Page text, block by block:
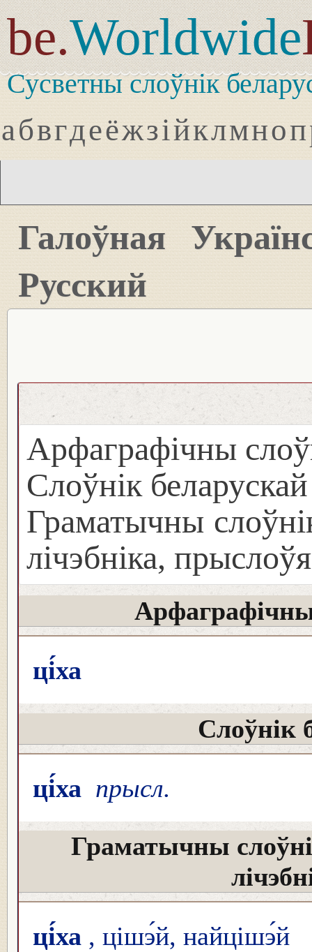
be.Worldwide
Сусветны слоўнік
абвгдеёжзійклмноп
Галоўная
Русский
Арфаграфічны
Слоўнік
Граматычны
лічэбніка, прыслоўя
ці́ха
Слоўнік
ці́ха прысл.
Граматычны
ці́ха , цішэ́й, найцішэ́й